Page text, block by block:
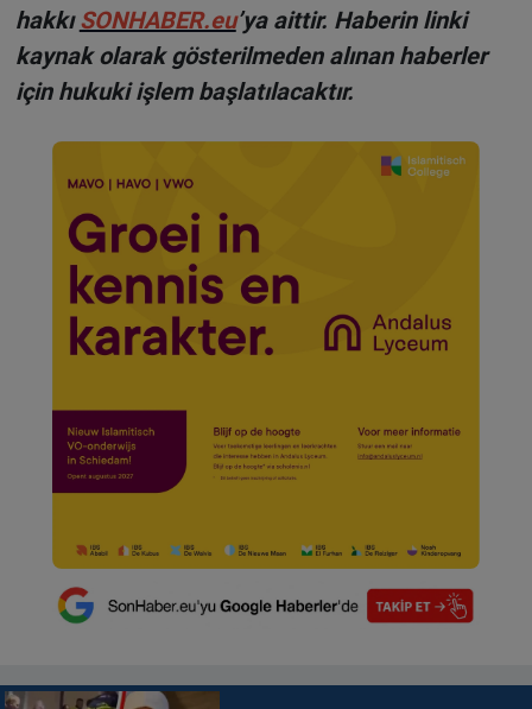
hakkıSONHABER.eu’ya aittir. Haberin linki
kaynak olarak gösterilmeden alınan haberler
için hukuki işlem başlatılacaktır.